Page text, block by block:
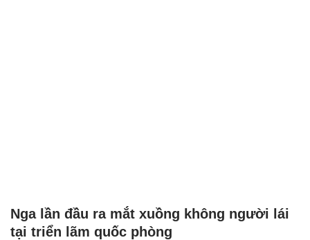
Nga lần đầu ra mắt xuồng không người lái
tại triển lãm quốc phòng